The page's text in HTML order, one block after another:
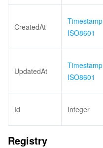
CreatedAt
Timestamp
ISO8601
UpdatedAt
Timestamp
ISO8601
Id Integer
Registry